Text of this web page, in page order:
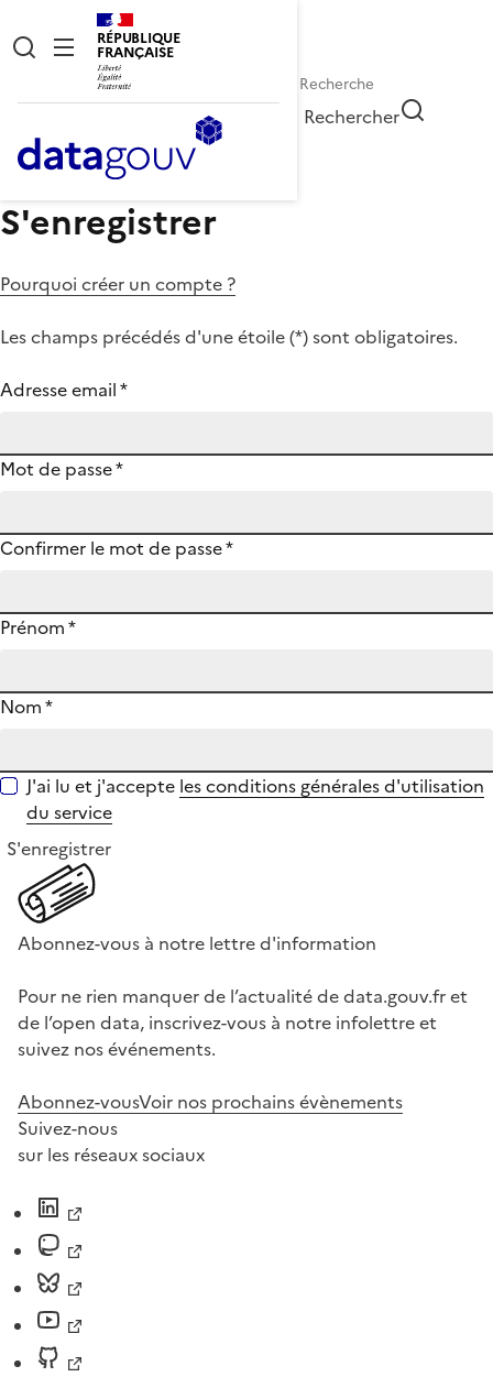
RÉPUBLIQUE
FRANÇAISE
Rechercher
S'enregistrer
Pourquoi créer un compte ?
Les champs précédés d'une étoile (*) sont obligatoires.
Adresse email*
Mot de passe*
Confirmer le mot de passe*
Prénom*
Nom*
J'ai lu et j'accepte les conditions générales d'utilisation
du service
S'enregistrer
Abonnez-vous à notre lettre d'information
Pour ne rien manquer de l’actualité de data.gouv.fr et
de l’open data, inscrivez-vous à notre infolettre et
suivez nos événements.
Abonnez-vousVoir nos prochains évènements
Suivez-nous
sur les réseaux sociaux